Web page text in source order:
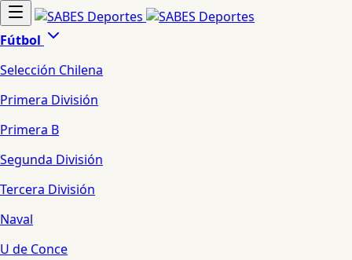
Fútbol
Selección Chilena
Primera División
Primera B
Segunda División
Tercera División
Naval
U de Conce